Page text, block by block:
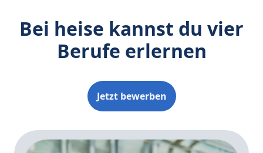
Bei heise kannst du vier
Berufe erlernen
Jetzt bewerben